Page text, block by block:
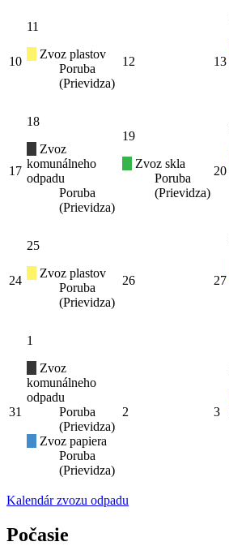
10
11
Zvoz plastov
Poruba
(Prievidza)
12 13
17
18
Zvoz
komunálneho
odpadu
Poruba
(Prievidza)
19
Zvoz skla
Poruba
(Prievidza)
20
24
25
Zvoz plastov
Poruba
(Prievidza)
26 27
31
1
Zvoz
komunálneho
odpadu
Poruba
(Prievidza)
Zvoz papiera
Poruba
(Prievidza)
2 3
Kalendár zvozu odpadu
Počasie